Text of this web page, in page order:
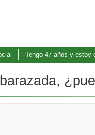
Tengo 47 años y estoy